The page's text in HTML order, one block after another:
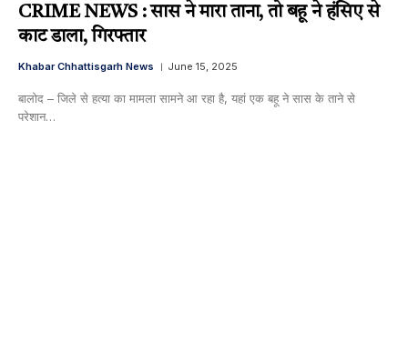
CRIME NEWS : सास ने मारा ताना, तो बहू ने हंसिए से
काट डाला, गिरफ्तार
Khabar Chhattisgarh News June 15, 2025
बालोद – जिले से हत्या का मामला सामने आ रहा है, यहां एक बहू ने सास के ताने से
परेशान…